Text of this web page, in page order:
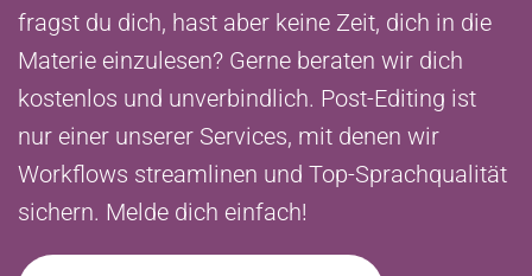
fragst du dich, hast aber keine Zeit, dich in die
Materie einzulesen? Gerne beraten wir dich
kostenlos und unverbindlich. Post-Editing ist
nur einer unserer Services, mit denen wir
Workflows streamlinen und Top-Sprachqualität
sichern. Melde dich einfach!